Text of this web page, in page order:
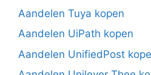
Aandelen Tuya kopen
Aandelen UiPath kopen
Aandelen UnifiedPost